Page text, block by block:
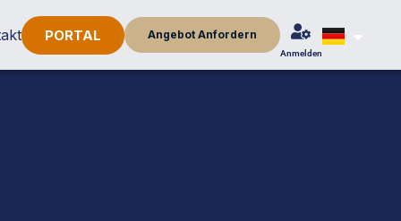
PORTAL Angebot Anfordern
Anmelden